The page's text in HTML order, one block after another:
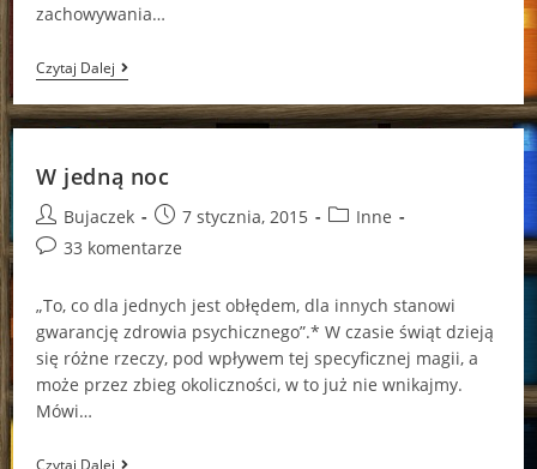
zachowywania…
Czytaj DalejMagia
Do
Góry
Nogami
Sarah
Mlynowski,
Lauren
Myracle
W jedną noc
Post
author:
Bujaczek
Post
published:
7 stycznia, 2015
PostInne
Post33 komentarze
„To, co dla jednych jest obłędem, dla innych stanowi
gwarancję zdrowia psychicznego”.* W czasie świąt dzieją
się różne rzeczy, pod wpływem tej specyficznej magii, a
może przez zbieg okoliczności, w to już nie wnikajmy.
Mówi…